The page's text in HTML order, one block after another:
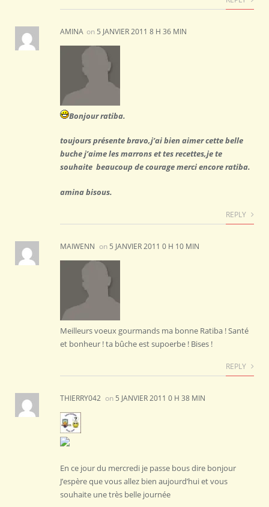
AMINA on 5 JANVIER 2011 8 H 36 MIN
Bonjour ratiba.
toujours présente bravo,j’ai bien aimer cette belle
buche j’aime les marrons et tes recettes,je te
souhaite beaucoup de courage merci encore ratiba.
amina bisous.
REPLY
MAIWENN on 5 JANVIER 2011 0 H 10 MIN
Meilleurs voeux gourmands ma bonne Ratiba ! Santé
et bonheur ! ta bûche est supoerbe ! Bises !
REPLY
THIERRY042 on 5 JANVIER 2011 0 H 38 MIN
En ce jour du mercredi je passe bous dire bonjour
J’espère que vous allez bien aujourd’hui et vous
souhaite une très belle journée